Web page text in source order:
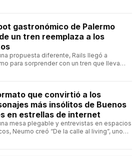
gastronómico de Palermo
un tren reemplaza a los
propuesta diferente, Rails llegó a
para sorprender con un tren que lleva
que convirtió a los
más insólitos de Buenos
en estrellas de internet
mesa plegable y entrevistas en espacios
Neumo creó “De la calle al living”, uno